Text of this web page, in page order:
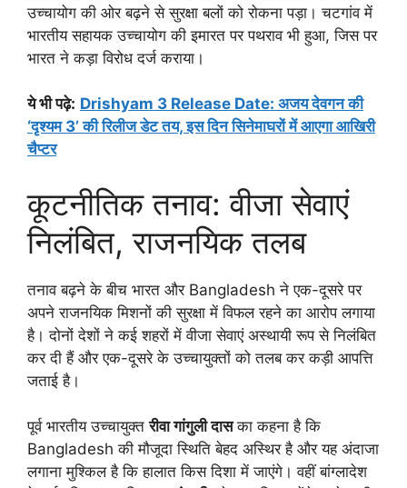
उच्चायोग की ओर बढ़ने से सुरक्षा बलों को रोकना पड़ा। चटगांव में
भारतीय सहायक उच्चायोग की इमारत पर पथराव भी हुआ, जिस पर
भारत ने कड़ा विरोध दर्ज कराया।
ये भी पढ़े: Drishyam 3 Release Date: अजय देवगन की
‘दृश्यम 3’ की रिलीज डेट तय, इस दिन सिनेमाघरों में आएगा आखिरी
चैप्टर
कूटनीतिक तनाव: वीजा सेवाएं
निलंबित, राजनयिक तलब
तनाव बढ़ने के बीच भारत और Bangladesh ने एक-दूसरे पर
अपने राजनयिक मिशनों की सुरक्षा में विफल रहने का आरोप लगाया
है। दोनों देशों ने कई शहरों में वीजा सेवाएं अस्थायी रूप से निलंबित
कर दी हैं और एक-दूसरे के उच्चायुक्तों को तलब कर कड़ी आपत्ति
जताई है।
पूर्व भारतीय उच्चायुक्तरीवा गांगुली दासका कहना है कि
Bangladesh की मौजूदा स्थिति बेहद अस्थिर है और यह अंदाजा
लगाना मुश्किल है कि हालात किस दिशा में जाएंगे। वहीं बांग्लादेश